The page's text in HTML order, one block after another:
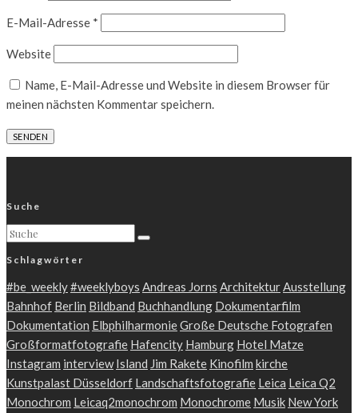
E-Mail-Adresse *
Website
Name, E-Mail-Adresse und Website in diesem Browser für
meinen nächsten Kommentar speichern.
Suche
Schlagwörter
#be_weekly#weeklyboys Andreas Jorns ArchitekturAusstellung
Bahnhof Berlin Bildband Buchhandlung Dokumentarfilm
Dokumentation ElbphilharmonieGroße Deutsche Fotografen
Großformatfotografie Hafencity Hamburg Hotel Matze
Instagram interview Island Jim Rakete Kinofilm kirche
Kunstpalast Düsseldorf Landschaftsfotografie Leica Leica Q2
Monochrom Leicaq2monochrom Monochrome Musik New York